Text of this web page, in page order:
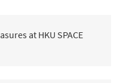
at HKU SPACE